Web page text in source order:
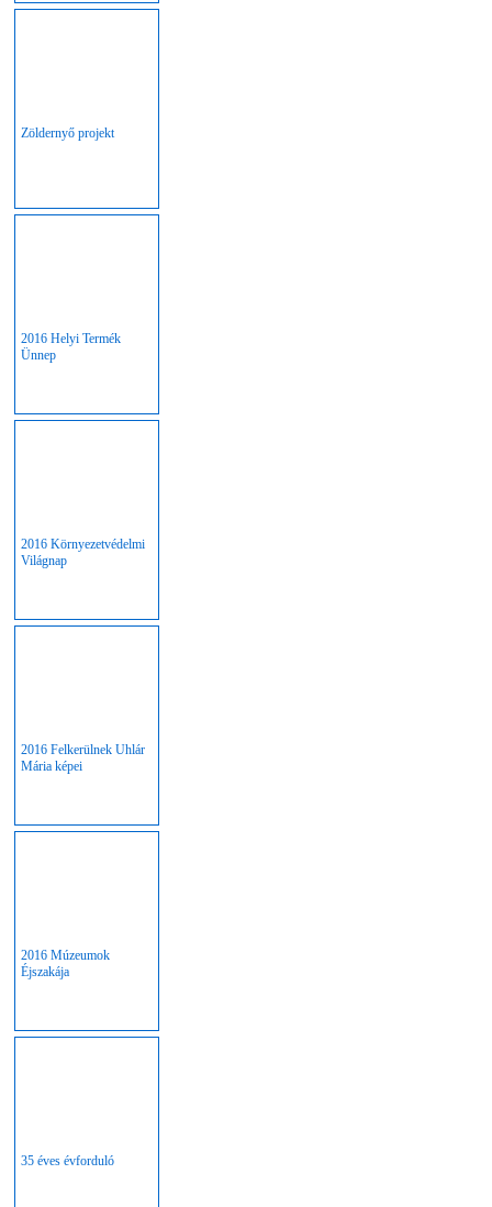
Zöldernyő projekt
2016 Helyi Termék
Ünnep
2016 Környezetvédelmi
Világnap
2016 Felkerülnek Uhlár
Mária képei
2016 Múzeumok
Éjszakája
35 éves évforduló